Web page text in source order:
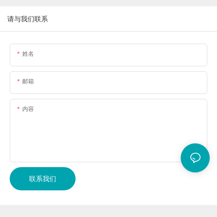
请与我们联系
姓名
邮箱
内容
联系我们